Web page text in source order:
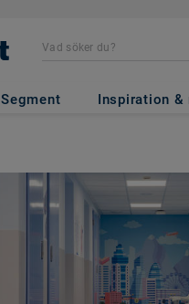
Segment Inspiration &